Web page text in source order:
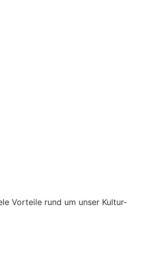
Vorteile rund um unser Kultur-